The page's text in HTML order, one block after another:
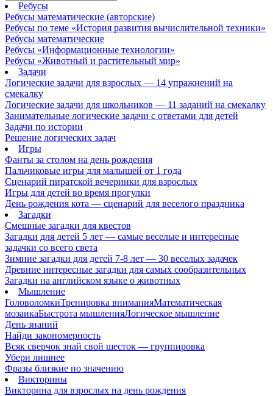
Ребусы
Ребусы математические (авторские)
Ребусы по теме «История развития вычислительной техники»
Ребусы математические
Ребусы «Информационные технологии»
Ребусы «Животный и растительный мир»
Задачи
Логические задачи для взрослых — 14 упражнений на
смекалку
Логические задачи для школьников — 11 заданий на смекалку
Занимательные логические задачи с ответами для детей
Задачи по истории
Решение логических задач
Игры
Фанты за столом на день рождения
Пальчиковые игры для малышей от 1 года
Сценарий пиратской вечеринки для взрослых
Игры для детей во время прогулки
День рождения кота — сценарий для веселого праздника
Загадки
Смешные загадки для квестов
Загадки для детей 5 лет — самые веселые и интересные
задачки со всего света
Зимние загадки для детей 7-8 лет — 30 веселых задачек
Древние интересные загадки для самых сообразительных
Загадки на английском языке о животных
Мышление
ГоловоломкиТренировка вниманияМатематическая
мозаикаБыстрота мышленияЛогическое мышление
День знаний
Найди закономерность
Всяк сверчок знай свой шесток — группировка
Убери лишнее
Фразы близкие по значению
Викторины
Викторина для взрослых на день рождения